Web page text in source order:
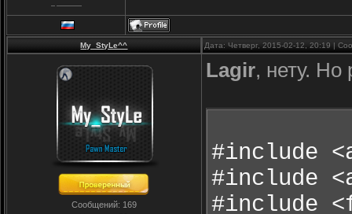
My_StyLe^^ Дата: Четверг, 2015-02-12, 20:19 |
Сообщений: 169
Lagir, нету.
#include
#include
#include